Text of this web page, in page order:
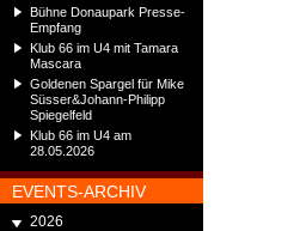
Bühne Donaupark Presse-
Empfang
Klub 66 im U4 mit Tamara
Mascara
Goldenen Spargel für Mike
Süsser&Johann-Philipp
Spiegelfeld
Klub 66 im U4 am
28.05.2026
EVENTS-ARCHIV
2026